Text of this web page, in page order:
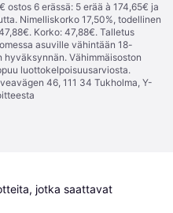
6 erässä: 5 erää à 174,65€ ja
Nimelliskorko 17,50%, todellinen
Korko: 47,88€. Talletus
asuville vähintään 18-
Vähimmäisoston
luottokelpoisuusarviosta.
46, 111 34 Tukholma, Y-
jotka saattavat